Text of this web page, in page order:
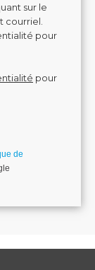
sur le
courriel.
pour
pour
robot.
de